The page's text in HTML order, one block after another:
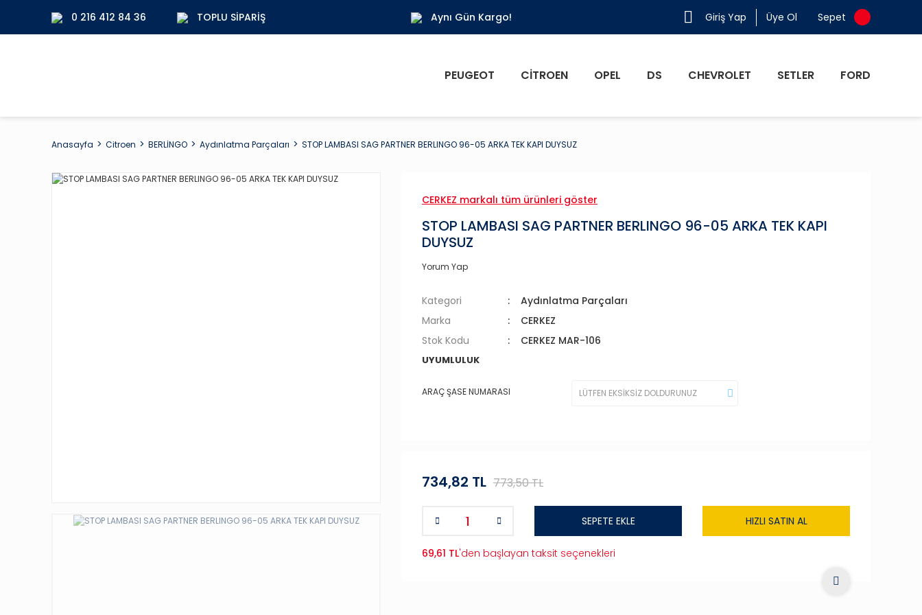
0 216 412 84 36 TOPLU SIPARIŞ Aynı Gün Kargo! Giriş Yap Üye Ol Sepet
PEUGEOT CITROEN OPEL DS CHEVROLET SETLER FORD
Anasayfa Citroen BERLİNGO Aydınlatma Parçaları STOP LAMBASI SAG PARTNER BERLINGO 96-05 ARKA TEK KAPI DUYSUZ
CERKEZ markalı tüm ürünleri göster
STOP LAMBASI SAG PARTNER BERLINGO 96-05 ARKA TEK KAPI
DUYSUZ
Yorum Yap
Kategori
Aydınlatma Parçaları
Marka
CERKEZ
Stok Kodu
CERKEZ MAR-106
UYUMLULUK
ARAÇ ŞASE NUMARASI
734,82 TL 773,50 TL
SEPETE EKLE HIZLI SATIN AL
69,61 TL'den başlayan taksit seçenekleri